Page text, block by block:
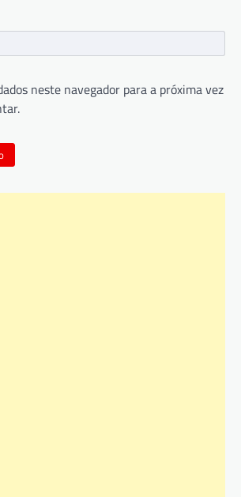
neste navegador para a próxima vez